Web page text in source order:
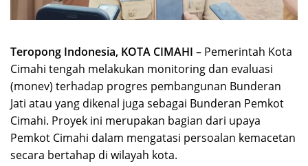
Teropong Indonesia, KOTA CIMAHI – Pemerintah Kota
Cimahi tengah melakukan monitoring dan evaluasi
(monev) terhadap progres pembangunan Bunderan
Jati atau yang dikenal juga sebagai Bunderan Pemkot
Cimahi. Proyek ini merupakan bagian dari upaya
Pemkot Cimahi dalam mengatasi persoalan kemacetan
secara bertahap di wilayah kota.